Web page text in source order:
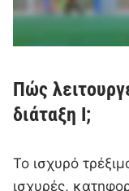
Πώς
διάταξη I;
Το ισχυρό
ισχυρές,